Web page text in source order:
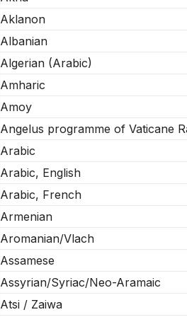
Aklanon
Albanian
Algerian (Arabic)
Amharic
Amoy
Angelus programme of Vaticane
Arabic
Arabic, English
Arabic, French
Armenian
Aromanian/Vlach
Assamese
Assyrian/Syriac/Neo-Aramaic
Atsi / Zaiwa